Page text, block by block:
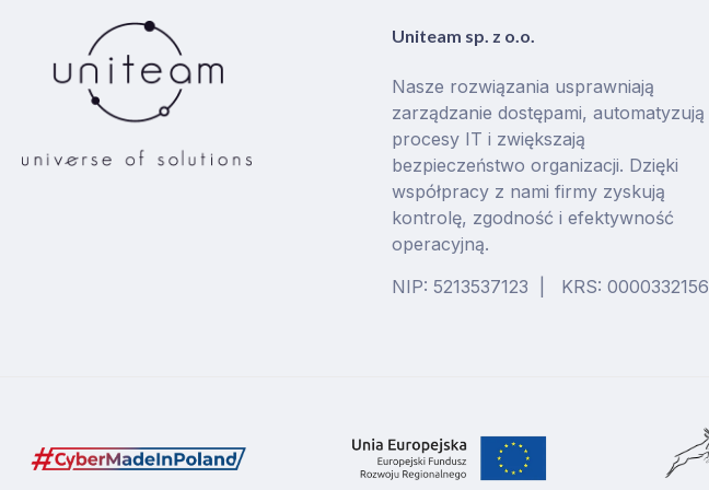
Uniteam sp. z o.o.
Nasze rozwiązania usprawniają
zarządzanie dostępami, automatyzują
procesy IT i zwiększają
bezpieczeństwo organizacji. Dzięki
współpracy z nami firmy zyskują
kontrolę, zgodność i efektywność
operacyjną.
NIP: 5213537123 | KRS: 0000332156